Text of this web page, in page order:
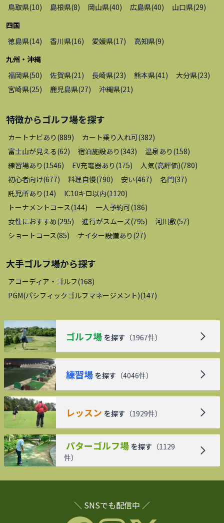
鳥取県(10) 島根県(8) 岡山県(40) 広島県(40) 山口県(29)
四国
徳島県(14) 香川県(16) 愛媛県(17) 高知県(9)
九州・沖縄
福岡県(50) 佐賀県(21 ) 長崎県(23) 熊本県(41 ) 大分県(23)
宮崎県(25) 鹿児島県(27) 沖縄県(21 )
特徴からゴルフ場を探す
カートナビあり (889) カート乗り入れ可(382)
富士山が見える(62) 宿泊施設あり (343) 温泉あり (158)
練習場あり (1546) EV充電器あり (175) 人気(高評価)(780)
初心者向け(677) 料理自慢(790) 安い(467) 名門(37)
託児所あり (14) IC10キロ以内(1120)
トーナメントコース(144) 一人予約可(186)
女性におすすめ(295) 進行がスムーズ(795) 河川敷(57)
ショートコース(85) ナイター設備あり (27)
大手ゴルフ場から探す
アコーディア・ゴルフ(168)
PGM(パシフィックゴルフマネージメント)(147)
ゴルフ場 を探す （1967件）
練習場 を探す （4046件）
レッスン を探す （1929件）
パターゴルフ場 を探す （1129
件）
＼ SNSでも配信中 ／